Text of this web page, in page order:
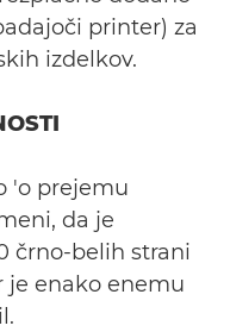
printer) za
izdelkov.
'o prejemu
da je
črno-belih strani
je enako enemu